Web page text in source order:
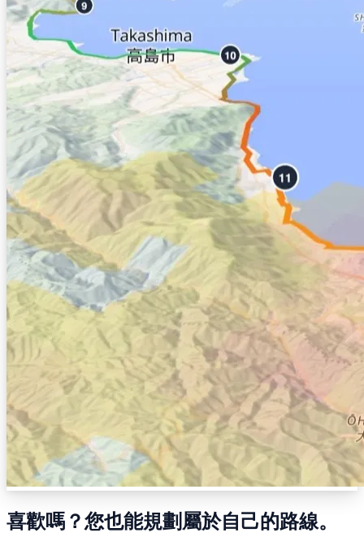
喜歡嗎？您也能規劃屬於自己的路線。